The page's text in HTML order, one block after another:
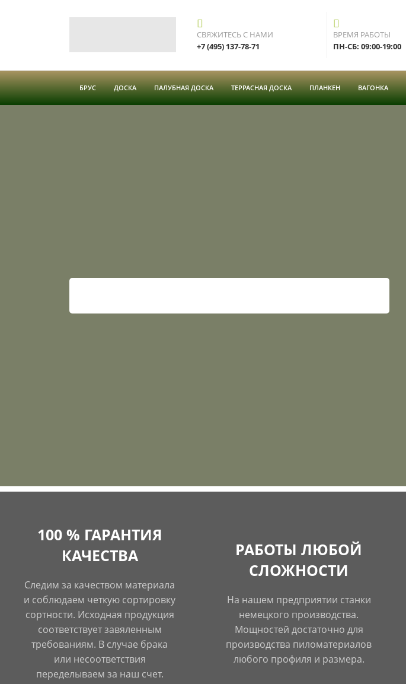
СВЯЖИТЕСЬ С НАМИ
+7 (495) 137-78-71
ВРЕМЯ РАБОТЫ
ПН-СБ: 09:00-19:00
БРУС ДОСКА ПАЛУБНАЯ ДОСКА ТЕРРАСНАЯ ДОСКА ПЛАНКЕН ВАГОНКА
100 % ГАРАНТИЯ
КАЧЕСТВА
Следим за качеством материала
и соблюдаем четкую сортировку
сортности. Исходная продукция
соответствует завяленным
требованиям. В случае брака
или несоответствия
переделываем за наш счет.
РАБОТЫ ЛЮБОЙ
СЛОЖНОСТИ
На нашем предприятии станки
немецкого производства.
Мощностей достаточно для
производства пиломатериалов
любого профиля и размера.